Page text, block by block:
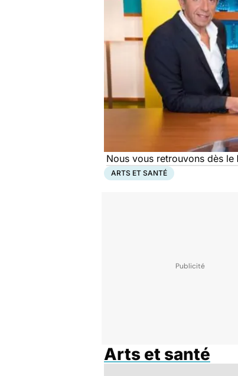
Nous vous retrouvons dès le
ARTS ET SANTÉ
Arts et santé